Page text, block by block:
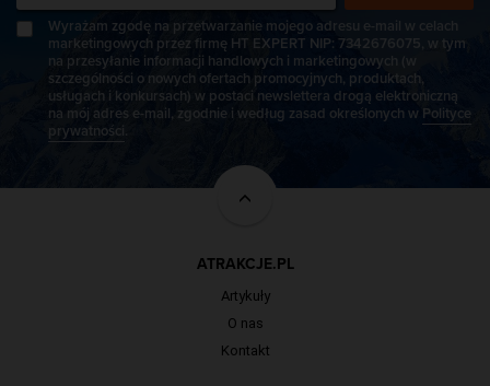
Wyrażam zgodę na przetwarzanie mojego adresu e-mail w celach
marketingowych przez firmę HT EXPERT NIP: 7342676075, w tym
na przesyłanie informacji handlowych i marketingowych (w
szczególności o nowych ofertach promocyjnych, produktach,
usługach i konkursach) w postaci newslettera drogą elektroniczną
na mój adres e-mail, zgodnie i według zasad określonych w Polityce
prywatności.
ATRAKCJE.PL
Artykuły
O nas
Kontakt